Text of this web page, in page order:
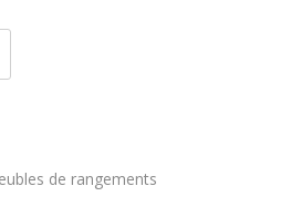
de rangements